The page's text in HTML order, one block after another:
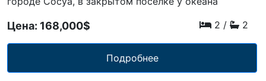
2 / 2
Цена: 168,000$
Подробнее